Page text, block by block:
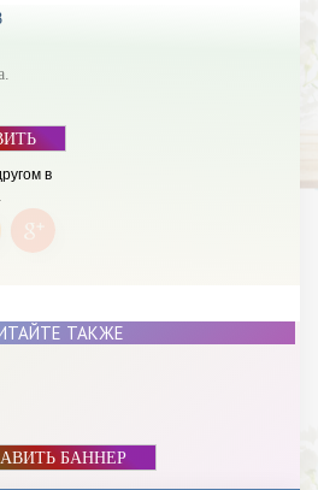
в
ТАКЖЕ
БАННЕР